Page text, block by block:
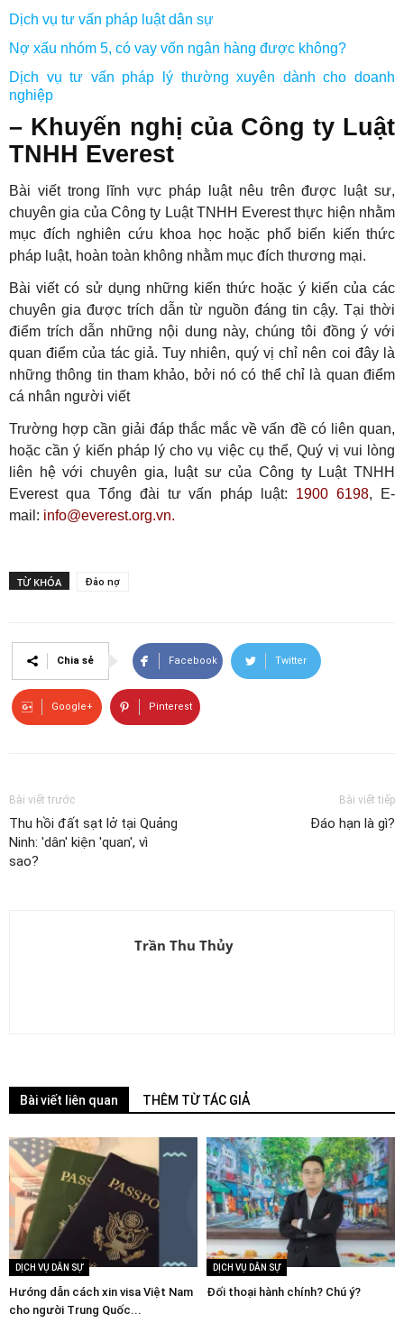
Dịch vụ tư vấn pháp luật dân sự
Nợ xấu nhóm 5, có vay vốn ngân hàng được không?
Dịch vụ tư vấn pháp lý thường xuyên dành cho doanh
nghiệp
– Khuyến nghị của Công ty Luật
TNHH Everest
Bài viết trong lĩnh vực pháp luật nêu trên được luật sư,
chuyên gia của Công ty Luật TNHH Everest thực hiện nhằm
mục đích nghiên cứu khoa học hoặc phổ biến kiến thức
pháp luật, hoàn toàn không nhằm mục đích thương mại.
Bài viết có sử dụng những kiến thức hoặc ý kiến của các
chuyên gia được trích dẫn từ nguồn đáng tin cậy. Tại thời
điểm trích dẫn những nội dung này, chúng tôi đồng ý với
quan điểm của tác giả. Tuy nhiên, quý vị chỉ nên coi đây là
những thông tin tham khảo, bởi nó có thể chỉ là quan điểm
cá nhân người viết
Trường hợp cần giải đáp thắc mắc về vấn đề có liên quan,
hoặc cần ý kiến pháp lý cho vụ việc cụ thể, Quý vị vui lòng
liên hệ với chuyên gia, luật sư của Công ty Luật TNHH
Everest qua Tổng đài tư vấn pháp luật: 1900 6198, E-
mail: info@everest.org.vn.
TỪ KHÓA Đảo nợ
Chia sẻ Facebook Twitter
Google+ Pinterest
Bài viết trước
Thu hồi đất sạt lở tại Quảng
Ninh: 'dân' kiện 'quan', vì
sao?
Bài viết tiếp
Đáo hạn là gì?
Trần Thu Thủy
Bài viết liên quan THÊM TỪ TÁC GIẢ
DỊCH VỤ DÂN SỰ
Hướng dẫn cách xin visa Việt Nam
cho người Trung Quốc...
DỊCH VỤ DÂN SỰ
Đối thoại hành chính? Chú ý?